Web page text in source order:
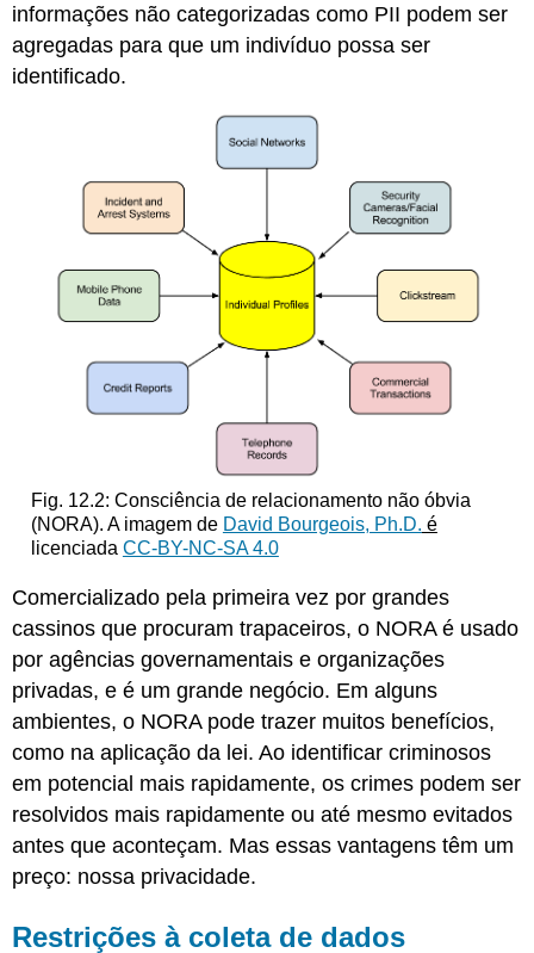
informações não categorizadas como PII podem ser
agregadas para que um indivíduo possa ser
identificado.
Fig. 12.2: Consciência de relacionamento não óbvia
(NORA). A imagem de David Bourgeois, Ph.D. é
licenciada CC-BY-NC-SA 4.0
Comercializado pela primeira vez por grandes
cassinos que procuram trapaceiros, o NORA é usado
por agências governamentais e organizações
privadas, e é um grande negócio. Em alguns
ambientes, o NORA pode trazer muitos benefícios,
como na aplicação da lei. Ao identificar criminosos
em potencial mais rapidamente, os crimes podem ser
resolvidos mais rapidamente ou até mesmo evitados
antes que aconteçam. Mas essas vantagens têm um
preço: nossa privacidade.
Restrições à coleta de dados